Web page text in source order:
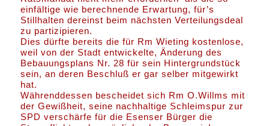
einfältige wie berechnende Erwartung, für’s
Stillhalten dereinst beim nächsten Verteilungsdeal
zu partizipieren.
Dies dürfte bereits die für Rm Wieting kostenlose,
weil von der Stadt entwickelte, Änderung des
Bebauungsplans Nr. 28 für sein Hintergrundstück
sein, an deren Beschluß er gar selber mitgewirkt
hat.
Währenddessen bescheidet sich Rm O.Willms mit
der Gewißheit, seine nachhaltige Schleimspur zur
SPD verschärfe für die Esenser Bürger die